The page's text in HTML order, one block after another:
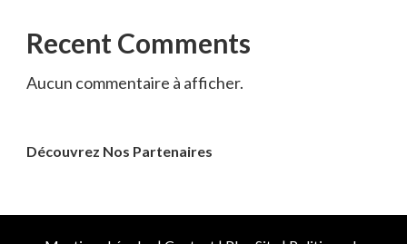
Recent Comments
Aucun commentaire à afficher.
Découvrez Nos Partenaires